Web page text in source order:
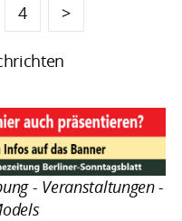
4 >
- Veranstaltungen -